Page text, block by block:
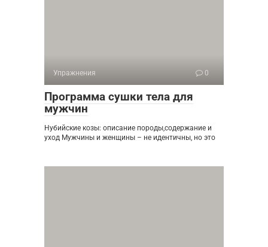
Упражнения 0
Программа сушки тела для
мужчин
Нубийские козы: описание породы,содержание и
уход Мужчины и женщины – не идентичны, но это